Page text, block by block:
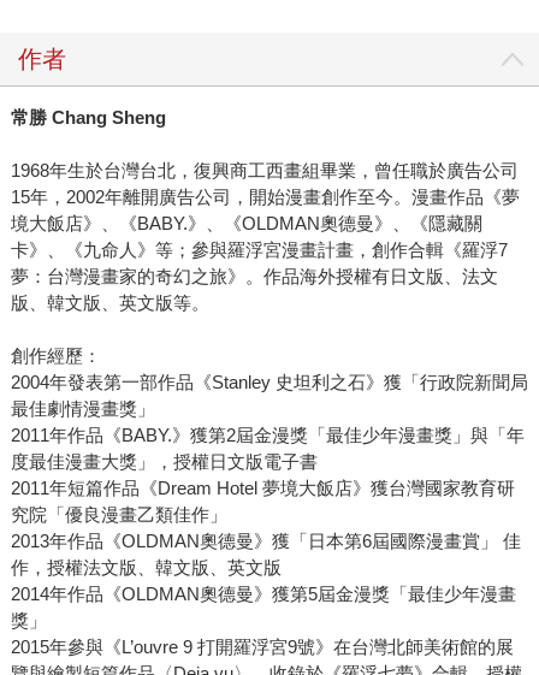
作者
常勝Chang Sheng
1968年生於台灣台北，復興商工西畫組畢業，曾任職於廣告公司
15年，2002年離開廣告公司，開始漫畫創作至今。漫畫作品《夢
境大飯店》、《BABY.》、《OLDMAN奧德曼》、《隱藏關
卡》、《九命人》等；參與羅浮宮漫畫計畫，創作合輯《羅浮7
夢：台灣漫畫家的奇幻之旅》。作品海外授權有日文版、法文
版、韓文版、英文版等。
創作經歷：
2004年發表第一部作品《Stanley 史坦利之石》獲「行政院新聞局
最佳劇情漫畫獎」
2011年作品《BABY.》獲第2屆金漫獎「最佳少年漫畫獎」與「年
度最佳漫畫大獎」，授權日文版電子書
2011年短篇作品《Dream Hotel 夢境大飯店》獲台灣國家教育研
究院「優良漫畫乙類佳作」
2013年作品《OLDMAN奧德曼》獲「日本第6屆國際漫畫賞」 佳
作，授權法文版、韓文版、英文版
2014年作品《OLDMAN奧德曼》獲第5屆金漫獎「最佳少年漫畫
獎」
2015年參與《L’ouvre 9 打開羅浮宮9號》在台灣北師美術館的展